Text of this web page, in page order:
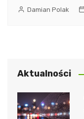
Damian Polak
Aktualności